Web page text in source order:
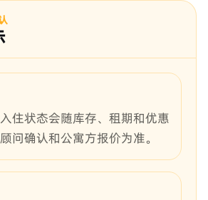
住状态会随库存、租期和优惠
问确认和公寓方报价为准。